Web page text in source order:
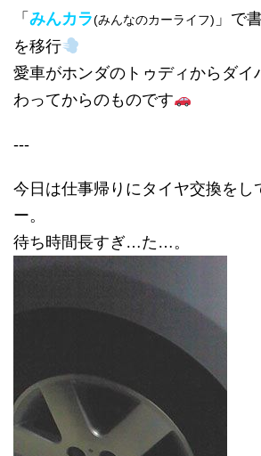
「 みんカラ(みんなのカーライフ) 」で
を移行
愛車がホンダのトゥディからダイ
わってからのものです
---
今日は仕事帰りにタイヤ交換をし
ー。
待ち時間長すぎ…た…。